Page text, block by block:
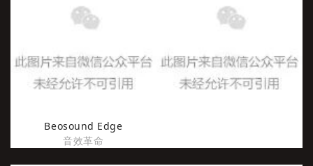
Beosound Edge
音效革命